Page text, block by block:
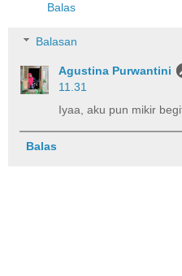
Balas
Balasan
Agustina Purwantini
11.31
Iyaa, aku pun mikir
Balas